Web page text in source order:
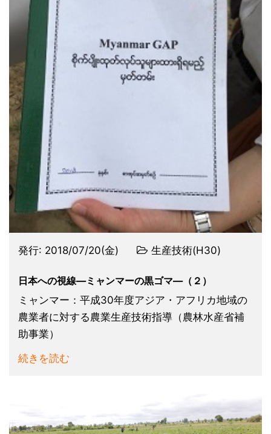
発行: 2018/07/20(金) 生産技術(H30)
日本への視線―ミャンマーの黒ゴマ―（２）
ミャンマー：平成30年度アジア・アフリカ地域の
農業者に対する農業生産技術指導（農林水産省補
助事業）
続きを読む